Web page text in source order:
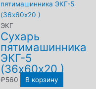
ЭКГ
Сухарь
пятимашинника
ЭКГ-5
(36х60х20 )
₽560 В корзину